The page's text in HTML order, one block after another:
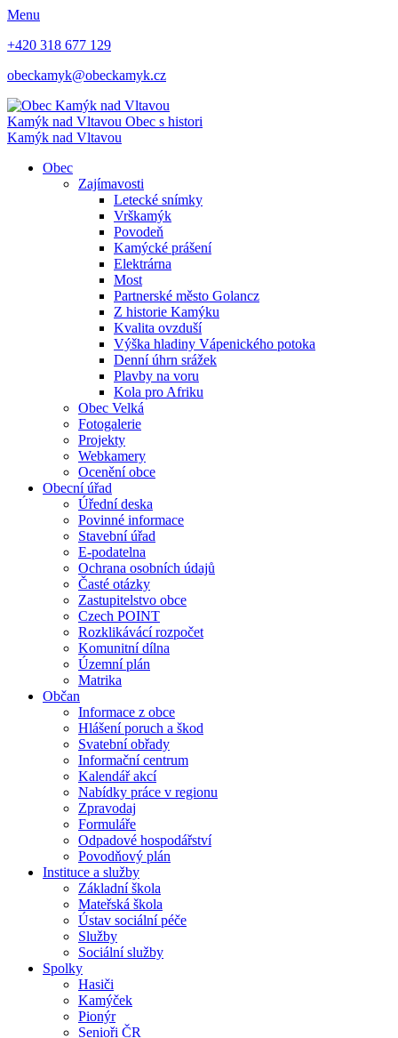
Menu
+420 318 677 129
obeckamyk@obeckamyk.cz
Kamýk nad Vltavou Obec s histori
Kamýk nad Vltavou
Obec
Zajímavosti
Letecké snímky
Vrškamýk
Povodeň
Kamýcké prášení
Elektrárna
Most
Partnerské město Golancz
Z historie Kamýku
Kvalita ovzduší
Výška hladiny Vápenického potoka
Denní úhrn srážek
Plavby na voru
Kola pro Afriku
Obec Velká
Fotogalerie
Projekty
Webkamery
Ocenění obce
Obecní úřad
Úřední deska
Povinné informace
Stavební úřad
E-podatelna
Ochrana osobních údajů
Časté otázky
Zastupitelstvo obce
Czech POINT
Rozklikávácí rozpočet
Komunitní dílna
Územní plán
Matrika
Občan
Informace z obce
Hlášení poruch a škod
Svatební obřady
Informační centrum
Kalendář akcí
Nabídky práce v regionu
Zpravodaj
Formuláře
Odpadové hospodářství
Povodňový plán
Instituce a služby
Základní škola
Mateřská škola
Ústav sociální péče
Služby
Sociální služby
Spolky
Hasiči
Kamýček
Pionýr
Senioři ČR